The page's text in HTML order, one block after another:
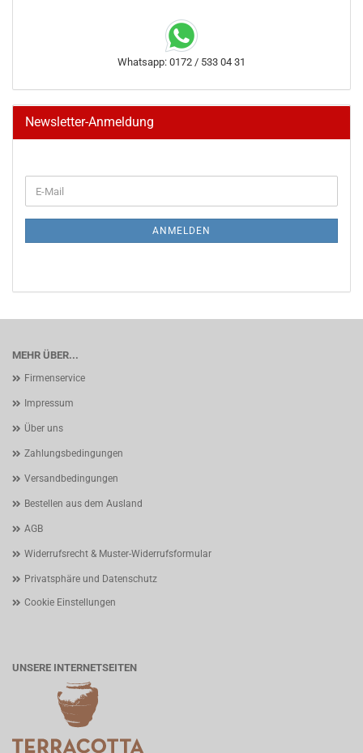
Whatsapp: 0172 / 533 04 31
Newsletter-Anmeldung
ZUR
E-
Mail
ANMELDEN
MEHR ÜBER...
Firmenservice
Impressum
Über uns
Zahlungsbedingungen
Versandbedingungen
Bestellen aus dem Ausland
AGB
Widerrufsrecht & Muster-Widerrufsformular
Privatsphäre und Datenschutz
Cookie Einstellungen
UNSERE INTERNETSEITEN